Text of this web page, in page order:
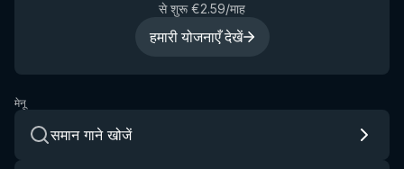
से शुरू €2.59/माह
हमारी योजनाएँ देखें
मेनू
समान गाने खोजें